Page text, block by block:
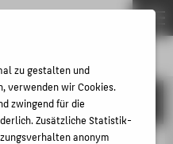
Berlin
zu gestalten und
verwenden wir Cookies.
zwingend für die
Zusätzliche Statistik-
anonym